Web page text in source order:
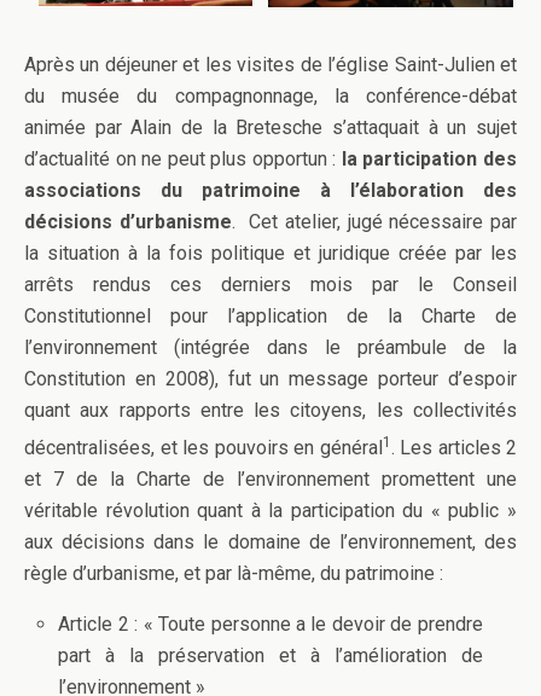
Après un déjeuner et les visites de l’église Saint-Julien et
du musée du compagnonnage, la conférence-débat
animée par Alain de la Bretesche s’attaquait à un sujet
d’actualité on ne peut plus opportun : la participation des
associations du patrimoine à l’élaboration des
décisions d’urbanisme. Cet atelier, jugé nécessaire par
la situation à la fois politique et juridique créée par les
arrêts rendus ces derniers mois par le Conseil
Constitutionnel pour l’application de la Charte de
l’environnement (intégrée dans le préambule de la
Constitution en 2008), fut un message porteur d’espoir
quant aux rapports entre les citoyens, les collectivités
décentralisées, et les pouvoirs en général 1 . Les articles 2
et 7 de la Charte de l’environnement promettent une
véritable révolution quant à la participation du « public »
aux décisions dans le domaine de l’environnement, des
règle d’urbanisme, et par là-même, du patrimoine :
Article 2 : « Toute personne a le devoir de prendre
part à la préservation et à l’amélioration de
l’environnement »